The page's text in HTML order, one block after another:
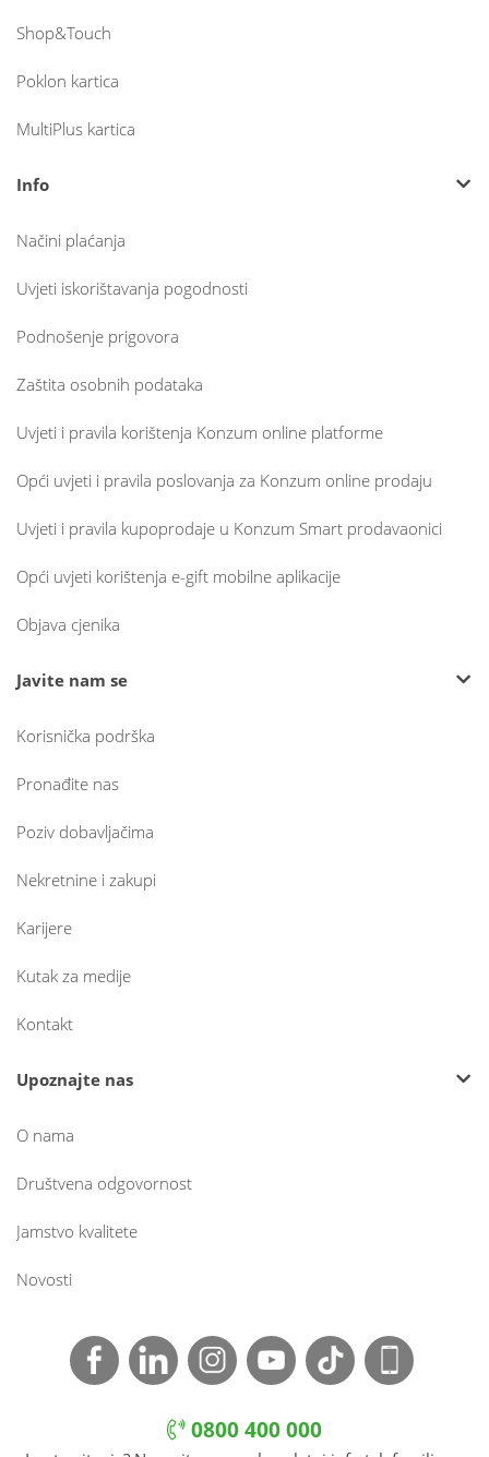
Shop&Touch
Poklon kartica
MultiPlus kartica
Info
Načini plaćanja
Uvjeti iskorištavanja pogodnosti
Podnošenje prigovora
Zaštita osobnih podataka
Uvjeti i pravila korištenja Konzum online platforme
Opći uvjeti i pravila poslovanja za Konzum online prodaju
Uvjeti i pravila kupoprodaje u Konzum Smart prodavaonici
Opći uvjeti korištenja e-gift mobilne aplikacije
Objava cjenika
Javite nam se
Korisnička podrška
Pronađite nas
Poziv dobavljačima
Nekretnine i zakupi
Karijere
Kutak za medije
Kontakt
Upoznajte nas
O nama
Društvena odgovornost
Jamstvo kvalitete
Novosti
0800 400 000